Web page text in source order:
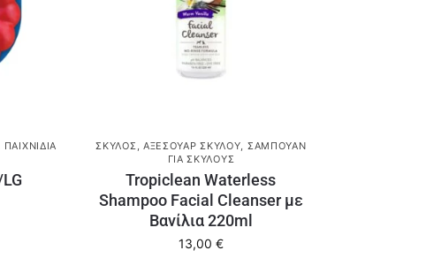
ΠΑΙΧΝΊΔΙΑ
ΣΚΎΛΟΣ ΑΞΕΣΟΥΆΡ ΣΚΎΛΟΥ ΣΑΜΠΟΥΆΝ
ΓΙΑ ΣΚΎΛΟΥΣ
Tropiclean Waterless
Shampoo Facial Cleanser με
Βανίλια 220ml
13,00 €